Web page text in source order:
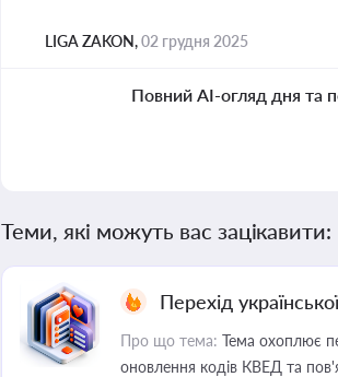
LIGA ZAKON,02 грудня 2025
Повний AI-огляд дня та
Теми, які можуть вас зацікавити:
Перехід
Про що тема: Тема охоплює
оновлення кодів КВЕД та